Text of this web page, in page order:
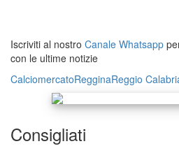
Iscriviti al nostro Canale Whatsapp
con le ultime notizie
CalciomercatoRegginaReggio
Consigliati